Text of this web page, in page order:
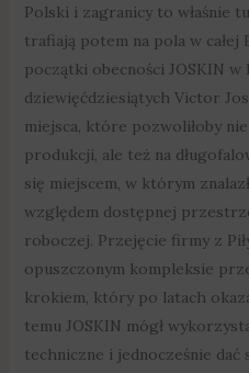
Polski i zagranicy to właśnie
trafiają potem na pola w całej
początki obecności JOSKIN
dziewięćdziesiątych Victor
miejsca, które pozwoliłoby
produkcji, ale też na
się miejscem, w którym
względem dostępnej
roboczej. Przejęcie firmy z
opuszczonym kompleksie
krokiem, który po latach
temu JOSKIN mógł
techniczne i jednocześnie